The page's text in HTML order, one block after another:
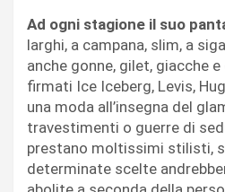
Ad ogni stagione il suo
larghi, a campana, slim, a
anche gonne, gilet, giacche
firmati Ice Iceberg, Levis,
una moda all’insegna del
travestimenti o guerre di
prestano moltissimi stilisti,
determinate scelte